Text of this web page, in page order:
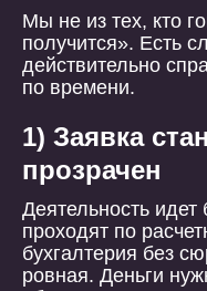
Мы не из тех, кто
получится». Есть
действительно
по времени.
1) Заявка
прозрачен
Деятельность
проходят по
бухгалтерия без
ровная. Деньги